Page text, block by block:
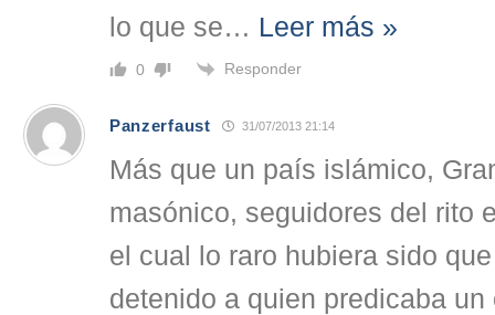
lo que se… Leer más »
0 Responder
Panzerfaust 31/07/2013 21:14
Más que un país islámico,
masónico, seguidores del rito
el cual lo raro hubiera sido
detenido a quien predicaba